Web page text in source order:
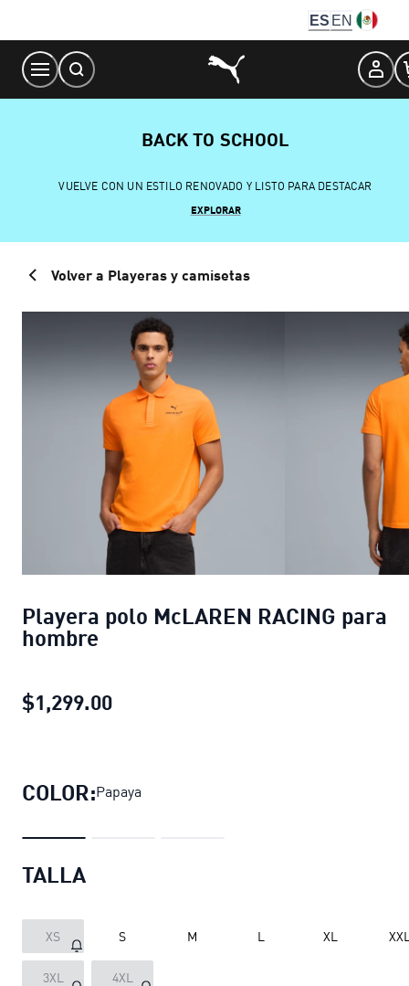
Content
ES EN
BACK TO SCHOOL
VUELVE CON UN ESTILO RENOVADO Y LISTO PARA DESTACAR
EXPLORAR
Volver a Playeras y camisetas
Playera polo McLAREN RACING para
hombre
$1,299.00
COLOR:Papaya
TALLA
XS S M L XL
3XL 4XL